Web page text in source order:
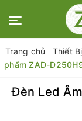
Trang chủ Thiết
phẩm ZAD-
Đèn Led